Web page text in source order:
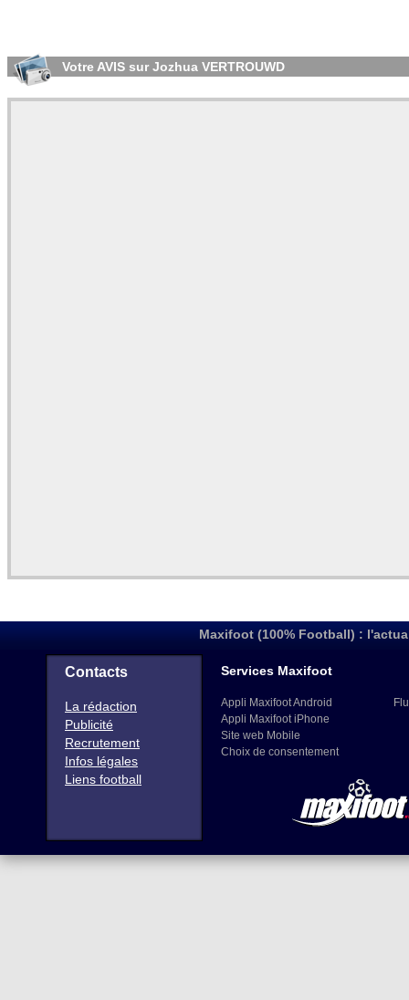
Votre AVIS sur Jozhua VERTROUWD
Maxifoot (100% Football) :
Contacts
La rédaction
Publicité
Recrutement
Infos légales
Liens football
Services Maxifoot
Appli Maxifoot Android
Appli Maxifoot iPhone
Site web Mobile
Choix de consentement